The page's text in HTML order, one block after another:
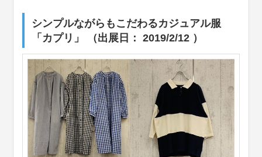
シンプルながらもこだわるカジュアル服
「カプリ」 （出展日： 2019/2/12 ）